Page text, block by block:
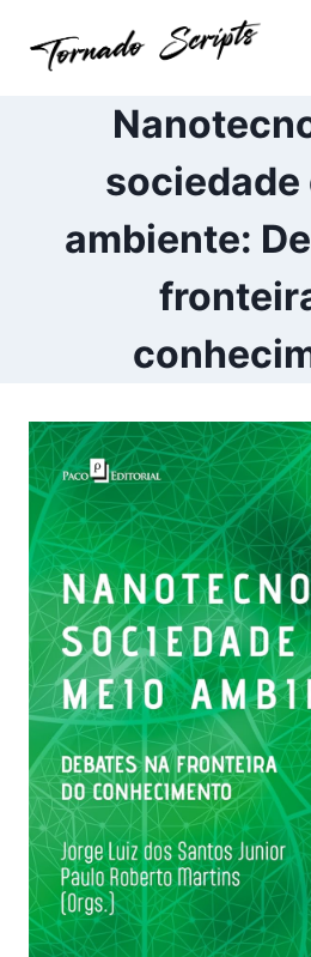
para
sociedade
ambiente: